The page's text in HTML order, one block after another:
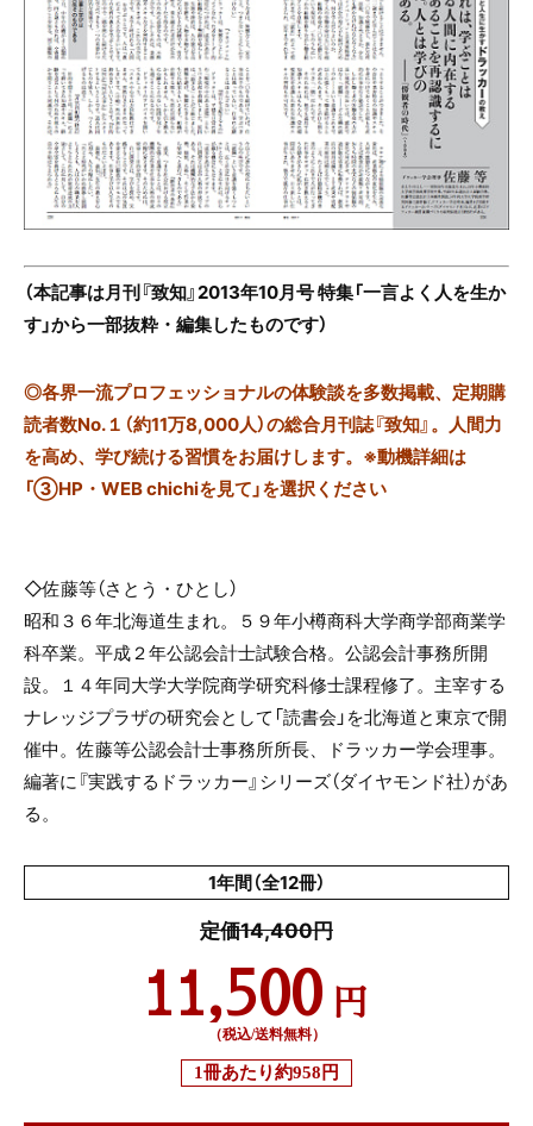
（本記事は月刊『致知』2013年10月号 特集「一言よく人を生か
す」から一部抜粋・編集したものです）
◎各界一流プロフェッショナルの体験談を多数掲載、定期購
読者数No.１（約11万8,000人）の総合月刊誌『致知』。人間力
を高め、学び続ける習慣をお届けします。※動機詳細は
「③HP・WEB chichiを見て」を選択ください
◇佐藤等（さとう・ひとし）
昭和３６年北海道生まれ。５９年小樽商科大学商学部商業学
科卒業。平成２年公認会計士試験合格。公認会計事務所開
設。１４年同大学大学院商学研究科修士課程修了。主宰する
ナレッジプラザの研究会として「読書会」を北海道と東京で開
催中。佐藤等公認会計士事務所所長、ドラッカー学会理事。
編著に『実践するドラッカー』シリーズ（ダイヤモンド社）があ
る。
1年間（全12冊）
定価14,400円
11,500 円
（税込/送料無料）
1冊あたり約958円